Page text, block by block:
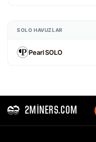
SOLO HAVUZLAR
Pearl SOLO
2MINERS.COM